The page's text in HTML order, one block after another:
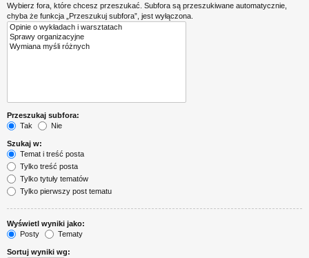
Wybierz fora, które chcesz przeszukać. Subfora są przeszukiwane automatycznie,
chyba że funkcja „Przeszukuj subfora”, jest wyłączona.
Przeszukaj subfora:
Tak
Nie
Szukaj w:
Temat i treść posta
Tylko treść posta
Tylko tytuły tematów
Tylko pierwszy post tematu
Wyświetl wyniki jako:
Posty
Tematy
Sortuj wyniki wg: